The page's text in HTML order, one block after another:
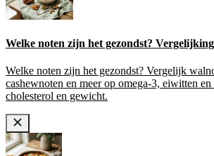
Welke noten zijn het gezondst?
Welke noten zijn het gezondst? Vergelijk
cashewnoten en meer op omega-3, eiwitten
cholesterol en gewicht.